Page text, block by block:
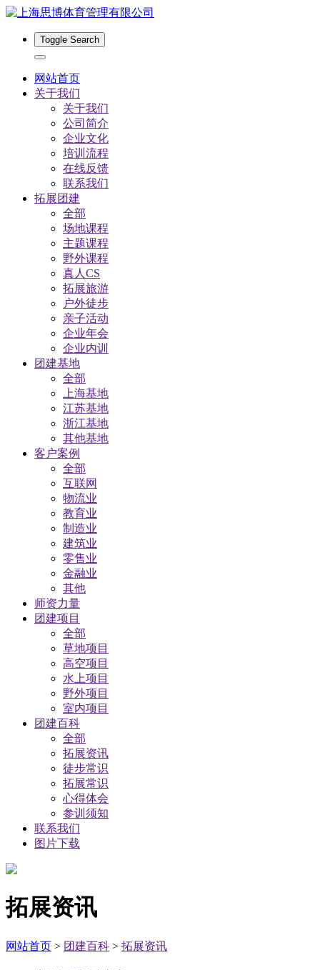
Toggle Search
网站首页
关于我们
关于我们
公司简介
企业文化
培训流程
在线反馈
联系我们
拓展团建
全部
场地课程
主题课程
野外课程
真人CS
拓展旅游
户外徒步
亲子活动
企业年会
企业内训
团建基地
全部
上海基地
江苏基地
浙江基地
其他基地
客户案例
全部
互联网
物流业
教育业
制造业
建筑业
零售业
金融业
其他
师资力量
团建项目
全部
草地项目
高空项目
水上项目
野外项目
室内项目
团建百科
全部
拓展资讯
徒步常识
拓展常识
心得体会
参训须知
联系我们
图片下载
拓展资讯
网站首页 > 团建百科 > 拓展资讯